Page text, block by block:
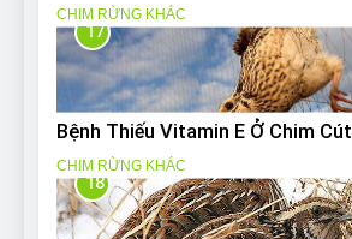
CHIM RỪNG KHÁC
17
Bệnh Thiếu Vitamin E Ở Chim Cút
CHIM RỪNG KHÁC
18